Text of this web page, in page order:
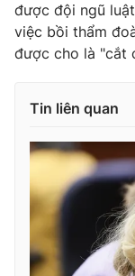
Theo dõi báo trên
Giấy phép hoạt
cấp ngày 29/12/
Tổng Biên tập:
Vũ
Phó Tổng Biên tập:
Nguyễn Trọng Ninh
Tổng đài VTV:
được đội ngũ
việc bồi thẩm
được cho là "cắt
Tin liên quan